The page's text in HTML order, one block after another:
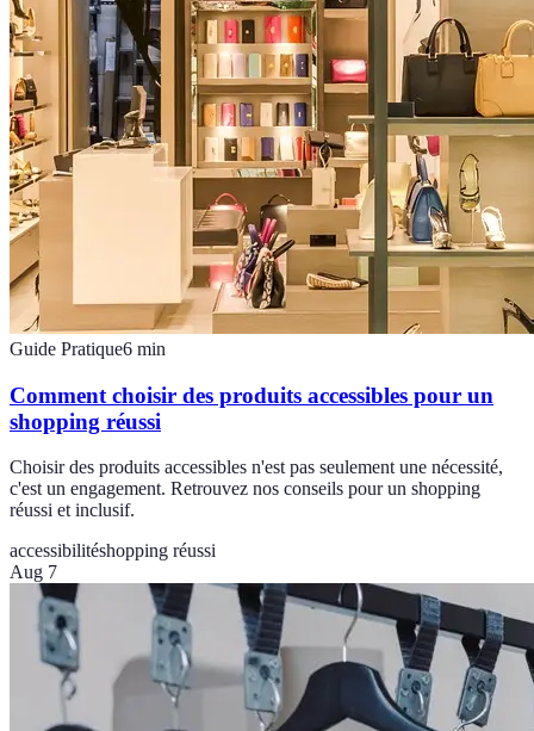
Guide Pratique6 min
Comment choisir des produits accessibles pour un
shopping réussi
Choisir des produits accessibles n'est pas seulement une nécessité,
c'est un engagement. Retrouvez nos conseils pour un shopping
réussi et inclusif.
accessibilitéshopping réussi
Aug 7